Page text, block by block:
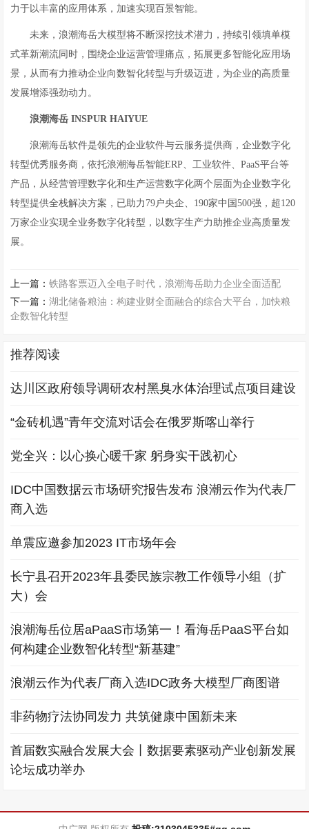
力于以丰富的应用体系，加速实现百景智能。
未来，浪潮海岳大模型将不断深挖技术潜力，持续引领填单模
式革新潮流同时，围绕企业运营管理痛点，拓展更多智能化应用场
景，从而有力推动企业向数智化转型与升级迈进，为企业的高质量
发展增添强劲动力。
浪潮海岳 INSPUR HAIYUE
浪潮海岳软件是领先的企业软件与云服务提供商，企业数字化
转型优秀服务商，依托浪潮海岳智能ERP、工业软件、PaaS平台等
产品，从经营管理数字化和生产运营数字化两个层面为企业数字化
转型提供全栈解决方案，已助力79户央企、190家中国500强，超120
万家企业实现全业务数字化转型，以数字生产力助推企业高质量发
展。
上一篇：铁路客票迈入全电子时代，浪潮海岳助力企业全面适配
下一篇：湖北储备粮油：构建业财全面融合的综合大平台，加快粮
企数智化转型
推荐阅读
达川区政府领导调研农村黑臭水体治理试点项目建设
“金砖机遇”青年交流对话会在俄罗斯喀山举行
党全兴：以心换心暖千家 躬身实干践初心
IDC中国数据云市场研究报告发布 浪潮云作为代表厂
商入选
单震应邀参加2023 IT市场年会
长宁县召开2023年县委民族宗教工作领导小组（扩
大）会
浪潮海岳位居aPaaS市场第一！看海岳PaaS平台如
何构建企业数智化转型“新基建”
浪潮云作为代表厂商入选IDC政务大模型厂商图谱
非药物疗法协同发力 共筑健康中国新未来
首届数实融合发展大会丨数据要素驱动产业创新发展
论坛成功举办